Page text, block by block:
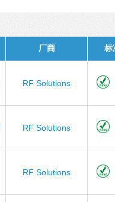
厂商 标
RF Solutions
RF Solutions
RF Solutions